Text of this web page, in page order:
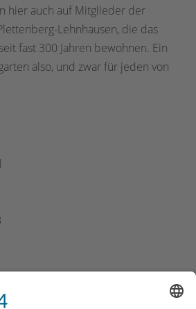
hier auch auf Mitglieder der
Lehnhausen, die das
fast 300 Jahren bewohnen. Ein
also, und zwar für jeden von